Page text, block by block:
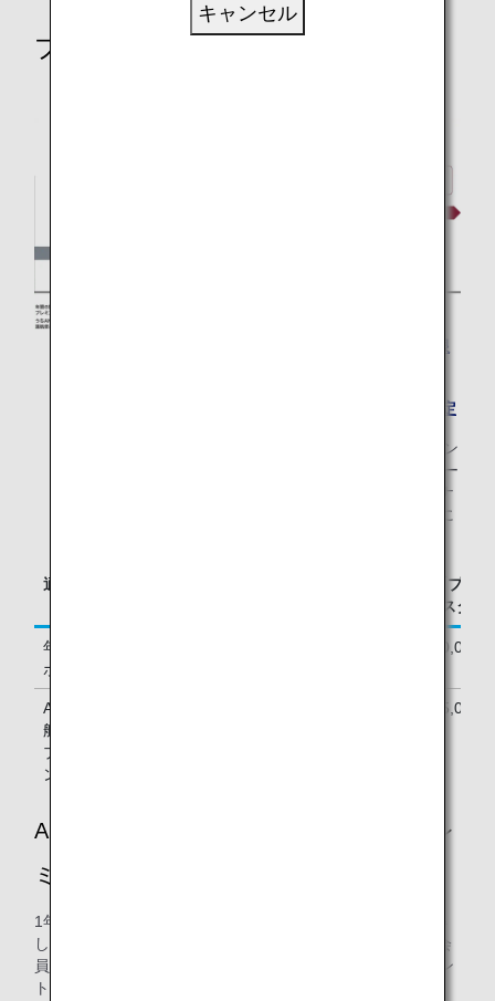
プレミアムステイタスの条件
150,000以上のプレミアムポイントをお持ちのお客様限
80,000以上のプレミアムポイントをお持ちのお客様限定
他の航空会社の「スター アライアンス・ゴールド」メン
バーまたは「スター アライアンス・シルバー」メンバー
から、「ダイヤモンドサービス」メンバー、「プラチナ
サービス」メンバー、「ブロンズサービス」メンバーに
適格ステイタス
「プラ
/ スタ
年間プレミアム
ポイント
50,000
ANAグループ運
航便で獲得した
プレミアムポイ
ント
25,000
ANAゴールドカードおよびANAカードプレ
ミアムメンバー
1年以内に30,000ポイント以上のプレミアムポイントを獲得
したANAゴールドカード会員またはANAカードプレミアム会
員のお客様は、ANAグループ運航便のご搭乗で15,000ポイン
ト獲得の要件を満たさなくても、ANA「ブロンズサービス」
キャンセル